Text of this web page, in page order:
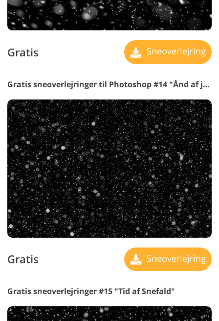
Gratis Sneoverlejring
Gratis sneoverlejringer til Photoshop #14 "Ånd af jul"
Gratis Sneoverlejring
Gratis sneoverlejringer #15 "Tid af Snefald"